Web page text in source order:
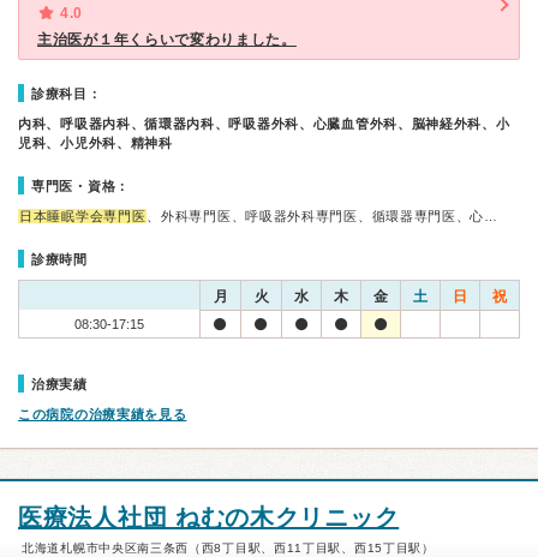
4.0
主治医が１年くらいで変わりました。
診療科目：
内科、呼吸器内科、循環器内科、呼吸器外科、心臓血管外科、脳神経外科、小
児科、小児外科、精神科
専門医・資格：
日本睡眠学会専門医 、外科専門医、呼吸器外科専門医、循環器専門医、心…
診療時間
月 火 水 木 金 土 日 祝
08:30-17:15
治療実績
この病院の治療実績を見る
医療法人社団 ねむの木クリニック
北海道札幌市中央区南三条西（西8丁目駅、西11丁目駅、西15丁目駅）